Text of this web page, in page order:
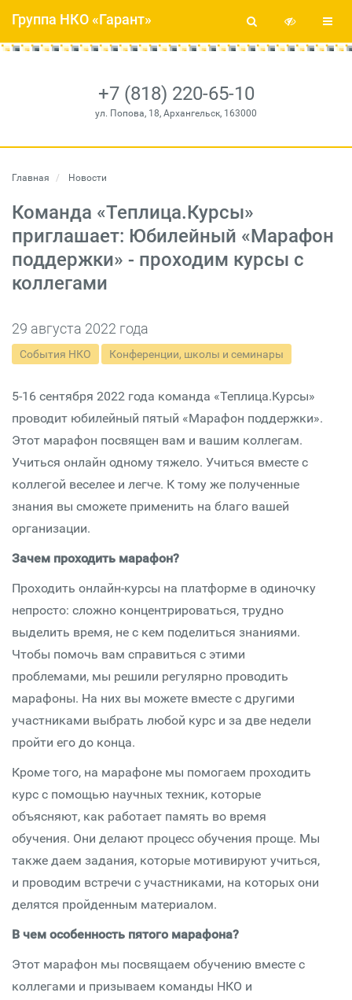
+7 (818) 220-65-10
ул. Попова, 18, Архангельск, 163000
Группа НКО «Гарант»
Главная Новости
Команда «Теплица.Курсы»
приглашает: Юбилейный «Марафон
поддержки» - проходим курсы с
коллегами
29 августа 2022 года
События НКО Конференции, школы и семинары
5-16 сентября 2022 года команда «Теплица.Курсы»
проводит юбилейный пятый «Марафон поддержки».
Этот марафон посвящен вам и вашим коллегам.
Учиться онлайн одному тяжело. Учиться вместе с
коллегой веселее и легче. К тому же полученные
знания вы сможете применить на благо вашей
организации.
Зачем проходить марафон?
Проходить онлайн-курсы на платформе в одиночку
непросто: сложно концентрироваться, трудно
выделить время, не с кем поделиться знаниями.
Чтобы помочь вам справиться с этими
проблемами, мы решили регулярно проводить
марафоны. На них вы можете вместе с другими
участниками выбрать любой курс и за две недели
пройти его до конца.
Кроме того, на марафоне мы помогаем проходить
курс с помощью научных техник, которые
объясняют, как работает память во время
обучения. Они делают процесс обучения проще. Мы
также даем задания, которые мотивируют учиться,
и проводим встречи с участниками, на которых они
делятся пройденным материалом.
В чем особенность пятого марафона?
Этот марафон мы посвящаем обучению вместе с
коллегами и призываем команды НКО и